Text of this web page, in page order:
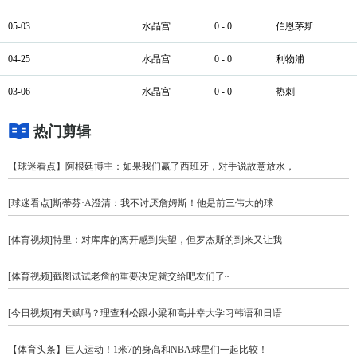
05-03 水晶宫 0 - 0 伯恩茅斯
04-25 水晶宫 0 - 0 利物浦
03-06 水晶宫 0 - 0 热刺
热门剪辑
【球迷看点】阿根廷博主：如果我们赢了西班牙，对手说故意放水，
[球迷看点]斯蒂芬·A澄清：我不讨厌詹姆斯！他是前三伟大的球
[体育视频]特里：对库库的离开感到失望，但罗杰斯的到来又让我
[体育视频]截图试试老詹的重要决定就交给吧友们了~
[今日视频]有天赋吗？理查利松跟小梁和高井幸大学习韩语和日语
【体育头条】巨人运动！1米7的身高和NBA球星们一起比较！